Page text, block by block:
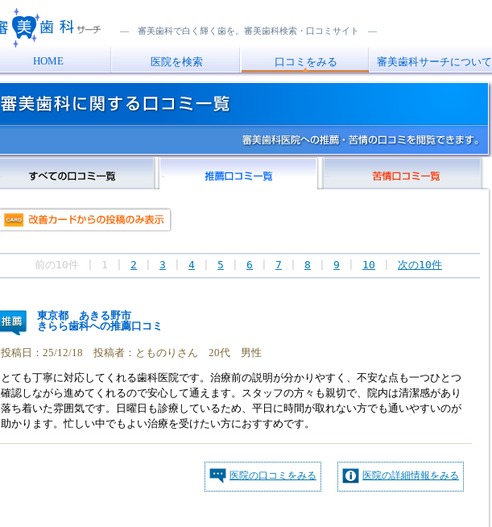
― 審美歯科で白く輝く歯を。審美歯科検索・口コミサイト ―
HOME 医院を検索 口コミをみる 審美歯科サーチについて
前の10件 | 1 | 2 3 4 5 6 7 8 9 10 次の10件
東京都 あきる野市
きらら歯科への推薦口コミ
投稿日：25/12/18 投稿者：とものりさん 20代 男性
とても丁寧に対応してくれる歯科医院です。治療前の説明が分かりやすく、不安な点も一つひとつ
確認しながら進めてくれるので安心して通えます。スタッフの方々も親切で、院内は清潔感があり
落ち着いた雰囲気です。日曜日も診療しているため、平日に時間が取れない方でも通いやすいのが
助かります。忙しい中でもよい治療を受けたい方におすすめです。
医院の詳細情報をみる
医院の口コミをみる